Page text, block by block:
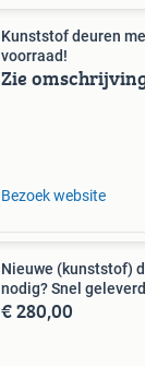
Kunststof deuren
voorraad!
Zie
Bezoek website
Nieuwe (kunststof)
nodig? Snel
€ 280,00